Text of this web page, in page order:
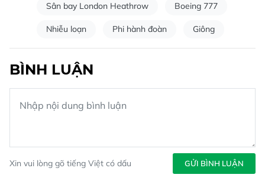
Sân bay London Heathrow Boeing 777
Nhiễu loạn Phi hành đoàn Giông
BÌNH LUẬN
Xin vui lòng gõ tiếng Việt có dấu GỬI BÌNH LUẬN